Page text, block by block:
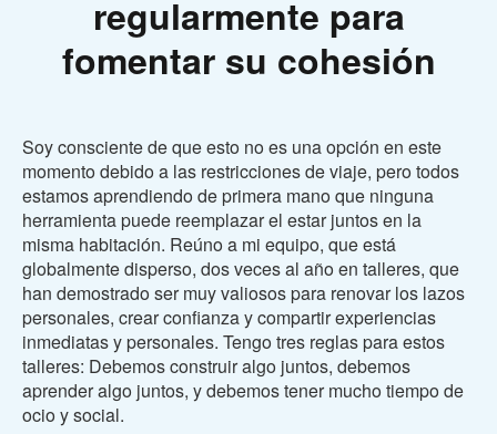
regularmente para
fomentar su cohesión
Soy consciente de que esto no es una opción en este
momento debido a las restricciones de viaje, pero todos
estamos aprendiendo de primera mano que ninguna
herramienta puede reemplazar el estar juntos en la
misma habitación. Reúno a mi equipo, que está
globalmente disperso, dos veces al año en talleres, que
han demostrado ser muy valiosos para renovar los lazos
personales, crear confianza y compartir experiencias
inmediatas y personales. Tengo tres reglas para estos
talleres: Debemos construir algo juntos, debemos
aprender algo juntos, y debemos tener mucho tiempo de
ocio y social.